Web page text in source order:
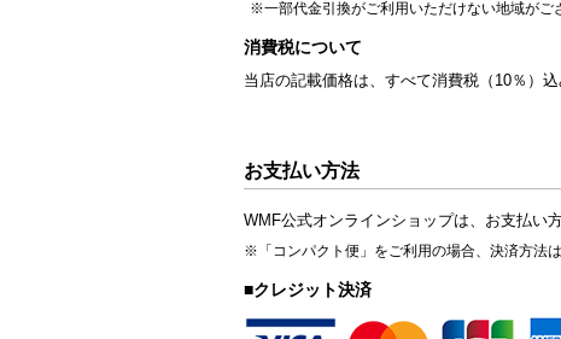
※一部代金引換がご利用いただけない地域がご
消費税について
当店の記載価格は、すべて消費税（10％）込
お支払い方法
WMF公式オンラインショップは、お支払い
※「コンパクト便」をご利用の場合、決済方法
■クレジット決済